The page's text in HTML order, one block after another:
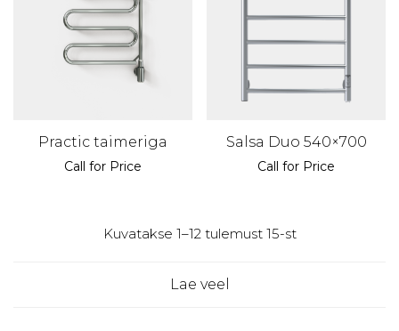
Practic taimeriga
Call for Price
Salsa Duo 540×700
Call for Price
Kuvatakse 1–12 tulemust 15-st
Lae veel